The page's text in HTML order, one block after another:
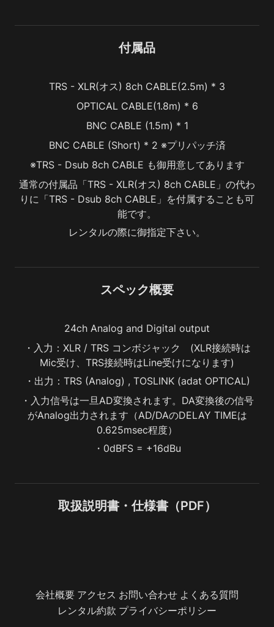
付属品
TRS - XLR(オス) 8ch CABLE(2.5m) * 3
OPTICAL CABLE(1.8m) * 6
BNC CABLE (1.5m) * 1
BNC CABLE (Short) * 2 ※プリパッチ済
※TRS - Dsub 8ch CABLE も御用意してあります
通常の付属品「TRS - XLR(オス) 8ch CABLE」の代わ
りに「TRS - Dsub 8ch CABLE」を付属することも可
能です。
レンタルの際に御指定下さい。
スペック概要
24ch Analog and Digital output
・入力：XLR / TRS コンボジャック　(XLR接続時は
Mic受け、TRS接続時はLine受けになります)
・出力：TRS (Analog) , TOSLINK (adat OPTICAL)
・入力信号は一旦AD変換されます。DA変換後の信号
がAnalog出力されます（AD/DAのDELAY TIMEは
0.625msec程度）
・0dBFS = +16dBu
取扱説明書・仕様書（PDF）
会社概要 アクセス お問い合わせ よくある質問
レンタル約款 プライバシーポリシー